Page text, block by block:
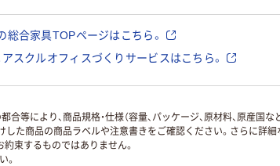
総合家具TOPページはこちら。
アスクルオフィスづくりサービスはこちら。
により、商品規格・仕様（容量、パッケージ、原材料、原産国
た商品の商品ラベルや注意書きをご確認ください。さらに詳細
約束するものではありません。
。